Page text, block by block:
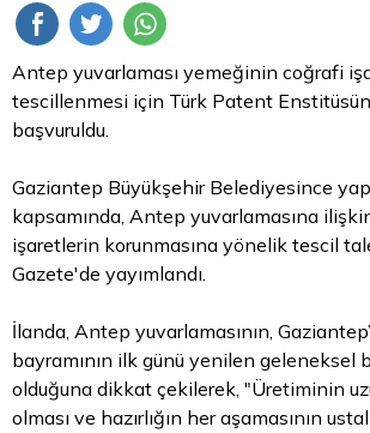
Antep yuvarlaması yemeğinin coğrafi
tescillenmesi için Türk Patent
başvuruldu.
Gaziantep Büyükşehir Belediyesince
kapsamında, Antep yuvarlamasına
işaretlerin korunmasına yönelik tescil
Gazete'de yayımlandı.
İlanda, Antep yuvarlamasının,
bayramının ilk günü yenilen geleneksel
olduğuna dikkat çekilerek, "Üretiminin
olması ve hazırlığın her aşamasının